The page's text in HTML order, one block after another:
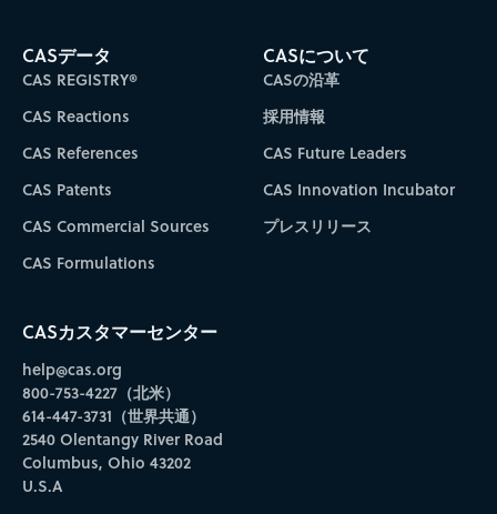
CASデータ
CAS REGISTRY®
CAS Reactions
CAS References
CAS Patents
CAS Commercial Sources
CAS Formulations
CASについて
CASの沿革
採用情報
CAS Future Leaders
CAS Innovation Incubator
プレスリリース
CASカスタマーセンター
help@cas.org
800-753-4227（北米）
614-447-3731（世界共通）
2540 Olentangy River Road
Columbus, Ohio 43202
U.S.A